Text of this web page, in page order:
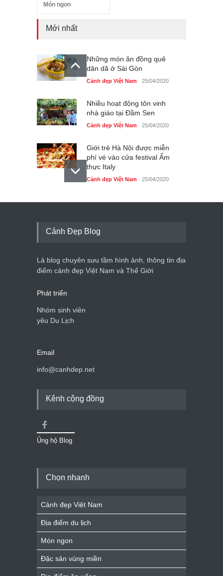
Món ngon
Mới nhất
Những món ăn đồng quê
dân dã ở Sài Gòn
Cảnh đẹp Việt Nam 25/04/2020
Nhiều hoạt động tôn vinh
nhà giáo tại Đầm Sen
Cảnh đẹp Việt Nam 25/04/2020
Giới trẻ Hà Nội được miễn
phí vé vào cửa festival Ẩm
thực Italy
Cảnh đẹp Việt Nam 25/04/2020
Tam giác mạch khoe sắc
du lịch quốc gia
Cảnh đẹp Việt Nam 24/04/2020
Cảnh Đẹp Blog
Là blog chuyên sưu tầm hình ảnh, thông tin địa
điểm cảnh đẹp Việt Nam và Thế Giới
Phát triển
Nhóm sinh viên
yêu Du Lịch
Email
info@canhdep.net
Kênh cộng đồng
Ủng hộ Blog
Chọn nhanh
Cảnh đẹp Việt Nam
Địa điểm du lịch
Món ngon
Đặc sản vùng miền